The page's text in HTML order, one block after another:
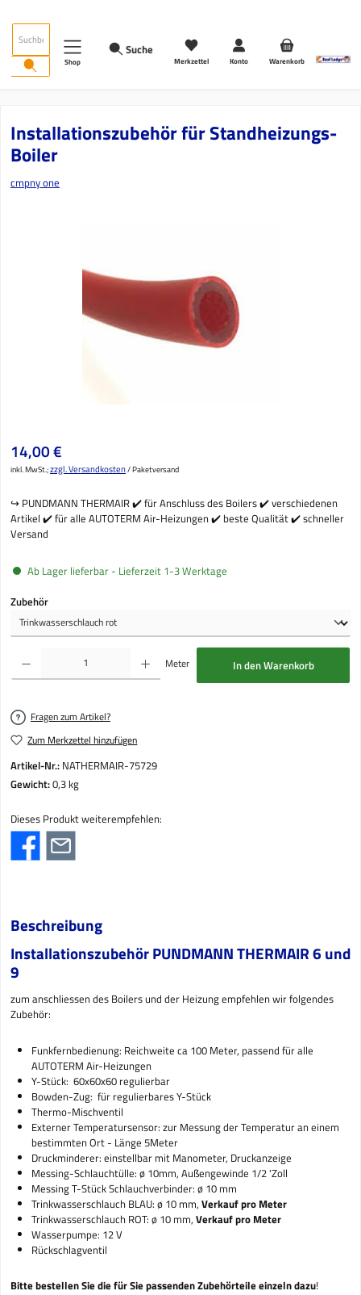
Shop
Suche
Merkzettel Konto Warenkorb
Installationszubehör für Standheizungs-
Boiler
cmpny one
Regulärer Preis:
14,00 €
inkl. MwSt.;zzgl. Versandkosten/ Paketversand
↪️ PUNDMANN THERMAIR ✔️ für Anschluss des Boilers ✔️ verschiedenen
Artikel ✔️ für alle AUTOTERM Air-Heizungen ✔️ beste Qualität ✔️ schneller
Versand
Ab Lager lieferbar - Lieferzeit 1-3 Werktage
Zubehörauswählen
Produkt Anzahl: Gib den gewünschten Wert ein oder benutze die Schaltflächen um die
Meter In den Warenkorb
Fragen zum Artikel?
Zum Merkzettel hinzufügen
Artikel-Nr.: NATHERMAIR-75729
Gewicht:0,3 kg
Dieses Produkt weiterempfehlen:
Beschreibung
Installationszubehör PUNDMANN THERMAIR 6 und
9
zum anschliessen des Boilers und der Heizung empfehlen wir folgendes
Zubehör:
Funkfernbedienung: Reichweite ca 100 Meter, passend für alle
AUTOTERM Air-Heizungen
Y-Stück: 60x60x60 regulierbar
Bowden-Zug: für regulierbares Y-Stück
Thermo-Mischventil
Externer Temperatursensor: zur Messung der Temperatur an einem
bestimmten Ort - Länge 5Meter
Druckminderer: einstellbar mit Manometer, Druckanzeige
Messing-Schlauchtülle: ø 10mm, Außengewinde 1/2 'Zoll
Messing T-Stück Schlauchverbinder: ø 10 mm
Trinkwasserschlauch BLAU: ø 10 mm, Verkauf pro Meter
Trinkwasserschlauch ROT: ø 10 mm, Verkauf pro Meter
Wasserpumpe: 12 V
Rückschlagventil
Bitte bestellen Sie die für Sie passenden Zubehörteile einzeln dazu!